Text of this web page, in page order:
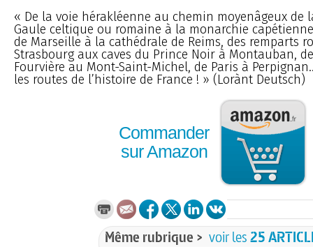
« De la voie hérakléenne au chemin moyenâgeux de
Gaule celtique ou romaine à la monarchie
de Marseille à la cathédrale de Reims, des remparts
Strasbourg aux caves du Prince Noir à Montauban,
Fourvière au Mont-Saint-Michel, de Paris à
les routes de l’histoire de France ! » (Lorànt Deutsch)
Commander
sur Amazon
Même rubrique > voir les25